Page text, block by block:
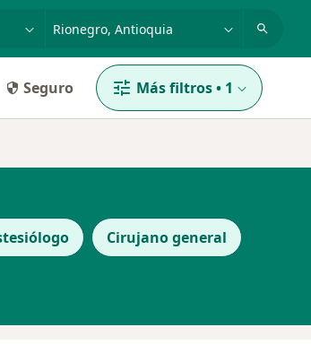
Seguro Más filtros• 1
Cirujano general